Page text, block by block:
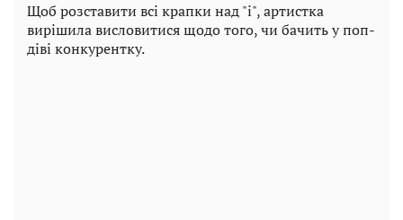
Щоб розставити всі крапки над "і", артистка
вирішила висловитися щодо того, чи бачить у поп-
діві конкурентку.